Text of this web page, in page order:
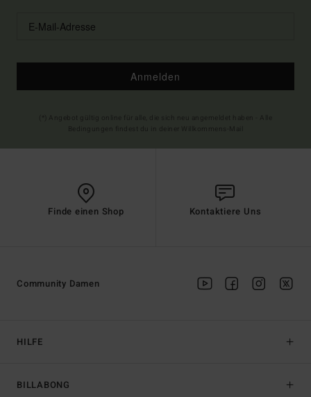
Anmelden
Finde einen Shop Kontaktiere Uns
HILFE
BILLABONG
Community Damen